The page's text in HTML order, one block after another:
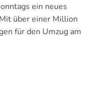
ein neues
über einer Million
für den Umzug am